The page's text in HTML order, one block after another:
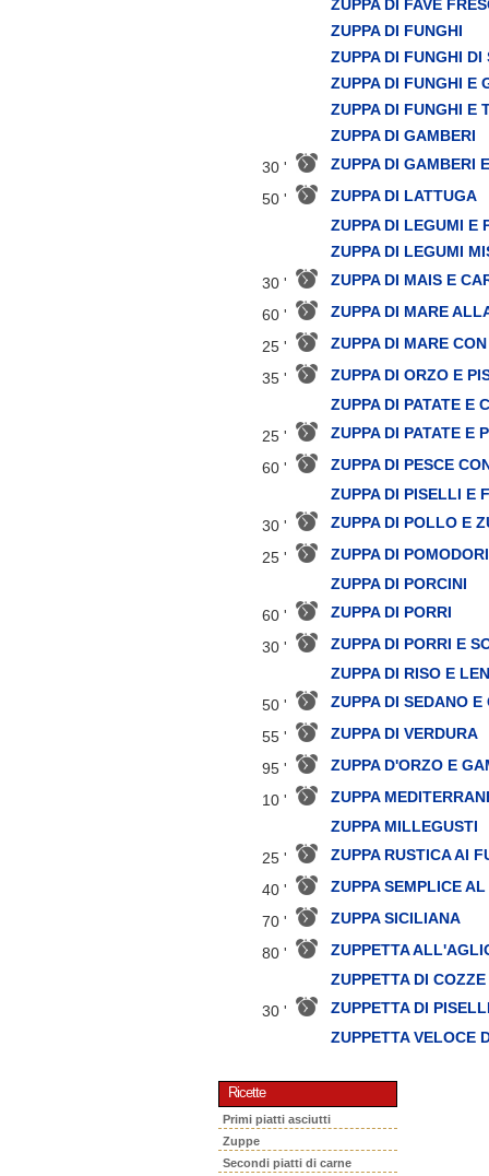
ZUPPA DI FAVE
ZUPPA DI FUNGHI
ZUPPA DI FUNGHI DI
ZUPPA DI FUNGHI E
ZUPPA DI FUNGHI E
ZUPPA DI GAMBERI
30 '
ZUPPA DI GAMBERI
50 '
ZUPPA DI LATTUGA
ZUPPA DI LEGUMI E
ZUPPA DI LEGUMI
30 '
ZUPPA DI MAIS E
60 '
ZUPPA DI MARE
25 '
ZUPPA DI MARE
35 '
ZUPPA DI ORZO E
ZUPPA DI PATATE E
25 '
ZUPPA DI PATATE E
60 '
ZUPPA DI PESCE
ZUPPA DI PISELLI E
30 '
ZUPPA DI POLLO E
25 '
ZUPPA DI
ZUPPA DI PORCINI
60 '
ZUPPA DI PORRI
30 '
ZUPPA DI PORRI E
ZUPPA DI RISO E
50 '
ZUPPA DI SEDANO E
55 '
ZUPPA DI VERDURA
95 '
ZUPPA D'ORZO E
10 '
ZUPPA
ZUPPA MILLEGUSTI
25 '
ZUPPA RUSTICA AI
40 '
ZUPPA SEMPLICE
70 '
ZUPPA SICILIANA
80 '
ZUPPETTA
ZUPPETTA DI
30 '
ZUPPETTA DI
ZUPPETTA VELOCE
Ricette
Primi piatti asciutti
Zuppe
Secondi piatti di carne